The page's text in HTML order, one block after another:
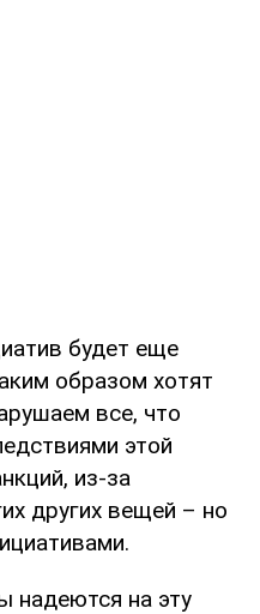
будет еще
образом хотят
все, что
этой
из-за
других вещей – но
надеются на эту